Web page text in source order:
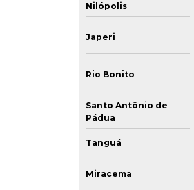
Nilópolis
Japeri
Rio Bonito
Santo Antônio de
Pádua
Tanguá
Miracema